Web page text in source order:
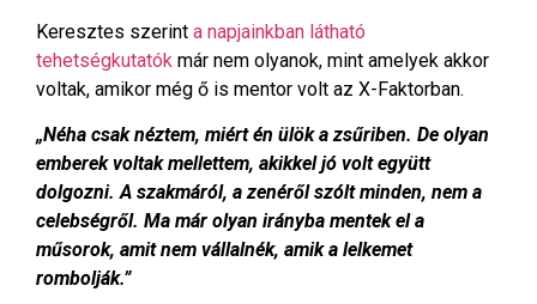
Keresztes szerint a napjainkban látható
tehetségkutatók már nem olyanok, mint amelyek akkor
voltak, amikor még ő is mentor volt az X-Faktorban.
„Néha csak néztem, miért én ülök a zsűriben. De olyan
emberek voltak mellettem, akikkel jó volt együtt
dolgozni. A szakmáról, a zenéről szólt minden, nem a
celebségről. Ma már olyan irányba mentek el a
műsorok, amit nem vállalnék, amik a lelkemet
rombolják.”